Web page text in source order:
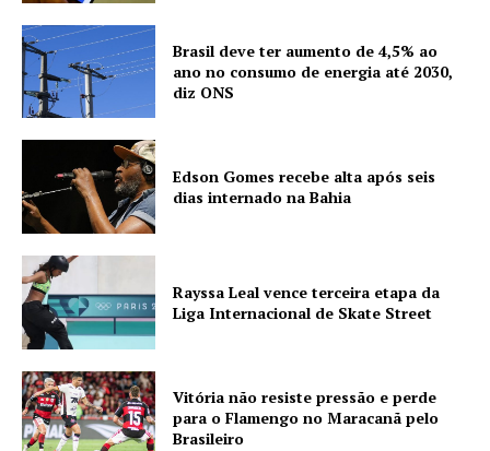
Brasil deve ter aumento de 4,5% ao
ano no consumo de energia até 2030,
diz ONS
Edson Gomes recebe alta após seis
dias internado na Bahia
Rayssa Leal vence terceira etapa da
Liga Internacional de Skate Street
Vitória não resiste pressão e perde
para o Flamengo no Maracanã pelo
Brasileiro